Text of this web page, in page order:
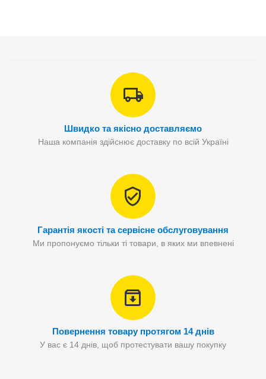
Швидко та якісно доставляємо
Наша компанія здійснює доставку по всій Україні
Гарантія якості та сервісне обслуговування
Ми пропонуємо тільки ті товари, в яких ми впевнені
Повернення товару протягом 14 днів
У вас є 14 днів, щоб протестувати вашу покупку